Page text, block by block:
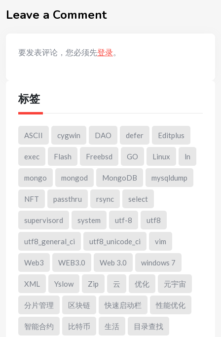
Leave a Comment
要发表评论，您必须先登录。
标签
ASCII cygwin DAO defer Editplus
exec Flash Freebsd GO Linux ln
mongo mongod MongoDB mysqldump
NFT passthru rsync select
supervisord system utf-8 utf8
utf8_general_ci utf8_unicode_ci vim
Web3 WEB3.0 Web 3.0 windows 7
XML Yslow Zip 云 优化 元宇宙
分片管理 区块链 快速启动栏 性能优化
智能合约 比特币 生活 目录查找